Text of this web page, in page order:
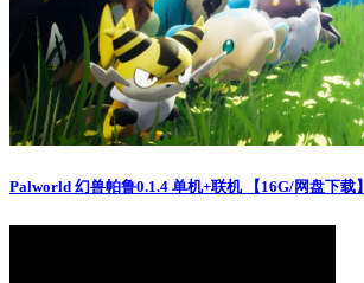
Palworld 幻兽帕鲁0.1.4 单机+联机 【16G/网盘下载】